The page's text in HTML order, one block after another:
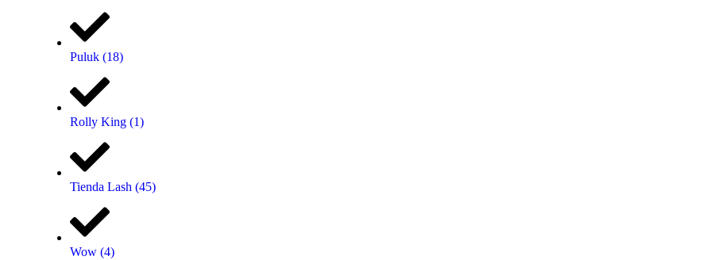
Puluk (18)
Rolly King (1)
Tienda Lash (45)
Wow (4)